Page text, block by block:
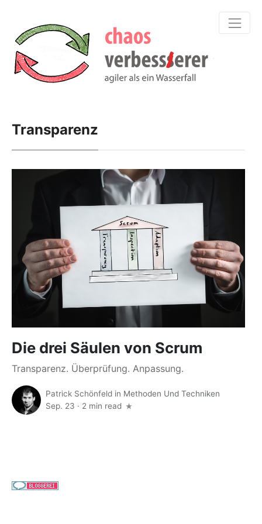
Transparenz
Die drei Säulen von Scrum
Transparenz. Überprüfung. Anpassung.
Patrick Schönfeld in Methoden Und Techniken
Sep. 23 · 2 min read